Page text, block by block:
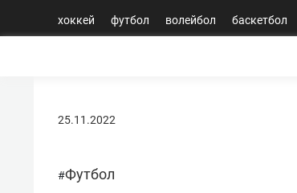
хоккей футбол волейбол баскетбол
25.11.2022
#Футбол